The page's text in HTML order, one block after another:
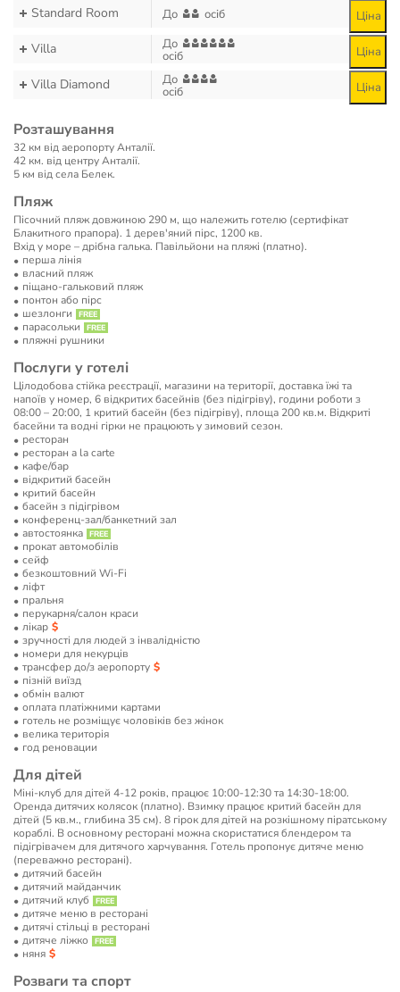
Standard Room До осіб Ціна
Villa До
осіб Ціна
Villa Diamond До
осіб Ціна
Розташування
32 км від аеропорту Анталії.
42 км. від центру Анталії.
5 км від села Белек.
Пляж
Пісочний пляж довжиною 290 м, що належить готелю (сертифікат
Блакитного прапора). 1 дерев'яний пірс, 1200 кв.
Вхід у море – дрібна галька. Павільйони на пляжі (платно).
перша лінія
власний пляж
піщано-гальковий пляж
понтон або пірс
шезлонги
парасольки
пляжні рушники
Послуги у готелі
Цілодобова стійка реєстрації, магазини на території, доставка їжі та
напоїв у номер, 6 відкритих басейнів (без підігріву), години роботи з
08:00 – 20:00, 1 критий басейн (без підігріву), площа 200 кв.м. Відкриті
басейни та водні гірки не працюють у зимовий сезон.
ресторан
ресторан a la carte
кафе/бар
відкритий басейн
критий басейн
басейн з підігрівом
конференц-зал/банкетний зал
автостоянка
прокат автомобілів
сейф
безкоштовний Wi-Fi
ліфт
пральня
перукарня/салон краси
лікар
зручності для людей з інвалідністю
номери для некурців
трансфер до/з аеропорту
пізній виїзд
обмін валют
оплата платіжними картами
готель не розміщує чоловіків без жінок
велика територія
год реновации
Для дітей
Міні-клуб для дітей 4-12 років, працює 10:00-12:30 та 14:30-18:00.
Оренда дитячих колясок (платно). Взимку працює критий басейн для
дітей (5 кв.м., глибина 35 см). 8 гірок для дітей на розкішному піратському
кораблі. В основному ресторані можна скористатися блендером та
підігрівачем для дитячого харчування. Готель пропонує дитяче меню
(переважно ресторані).
дитячий басейн
дитячий майданчик
дитячий клуб
дитяче меню в ресторані
дитячі стільці в ресторані
дитяче ліжко
няня
Розваги та спорт